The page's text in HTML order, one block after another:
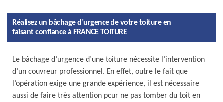
Réalisez un bâchage d’urgence de votre toiture en
faisant confiance à FRANCE TOITURE
Le bâchage d’urgence d’une toiture nécessite l’intervention
d’un couvreur professionnel. En effet, outre le fait que
l’opération exige une grande expérience, il est nécessaire
aussi de faire très attention pour ne pas tomber du toit en